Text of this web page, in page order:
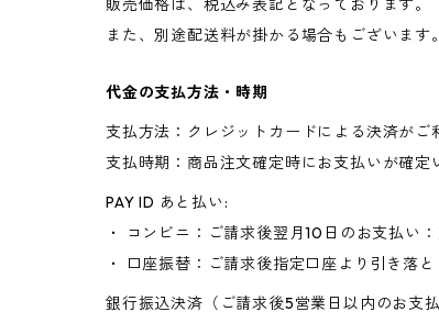
販売価格は、税込み表記となっております。
また、別途配送料が掛かる場合もございま
代金の支払方法・時期
支払方法：クレジットカードによる決済がご
支払時期：商品注文確定時にお支払いが確定
PAY ID あと払い:
・ コンビニ：ご請求後翌月10日のお支払い
・ 口座振替：ご請求後指定口座より引き落
銀行振込決済（ご請求後5営業日以内のお支払